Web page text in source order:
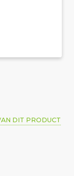
DIT PRODUCT